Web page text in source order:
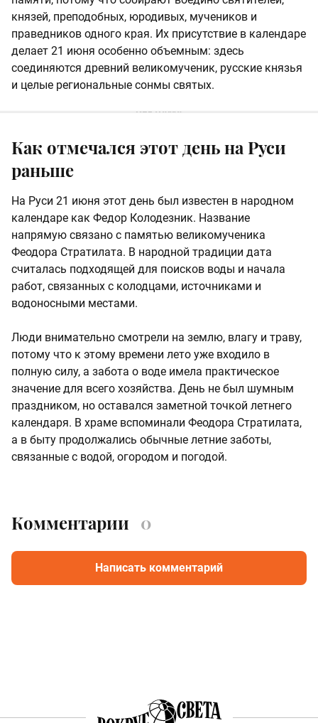
князей, преподобных, юродивых, мучеников и
праведников одного края. Их присутствие в календаре
делает 21 июня особенно объемным: здесь
соединяются древний великомученик, русские князья
и целые региональные сонмы святых.
Как отмечался этот день на Руси
раньше
На Руси 21 июня этот день был известен в народном
календаре как Федор Колодезник. Название
напрямую связано с памятью великомученика
Феодора Стратилата. В народной традиции дата
считалась подходящей для поисков воды и начала
работ, связанных с колодцами, источниками и
водоносными местами.
Люди внимательно смотрели на землю, влагу и траву,
потому что к этому времени лето уже входило в
полную силу, а забота о воде имела практическое
значение для всего хозяйства. День не был шумным
праздником, но оставался заметной точкой летнего
календаря. В храме вспоминали Феодора Стратилата,
а в быту продолжались обычные летние заботы,
связанные с водой, огородом и погодой.
Комментарии 0
Написать комментарий